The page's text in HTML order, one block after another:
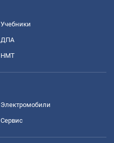
Учебники
ДПА
НМТ
Электромобили
Сервис